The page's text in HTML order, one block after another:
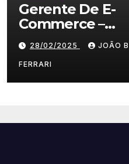
Gerente De E-
Commerce –
Vestuário/
SP28/02/2025 JOÃO
FERRARI